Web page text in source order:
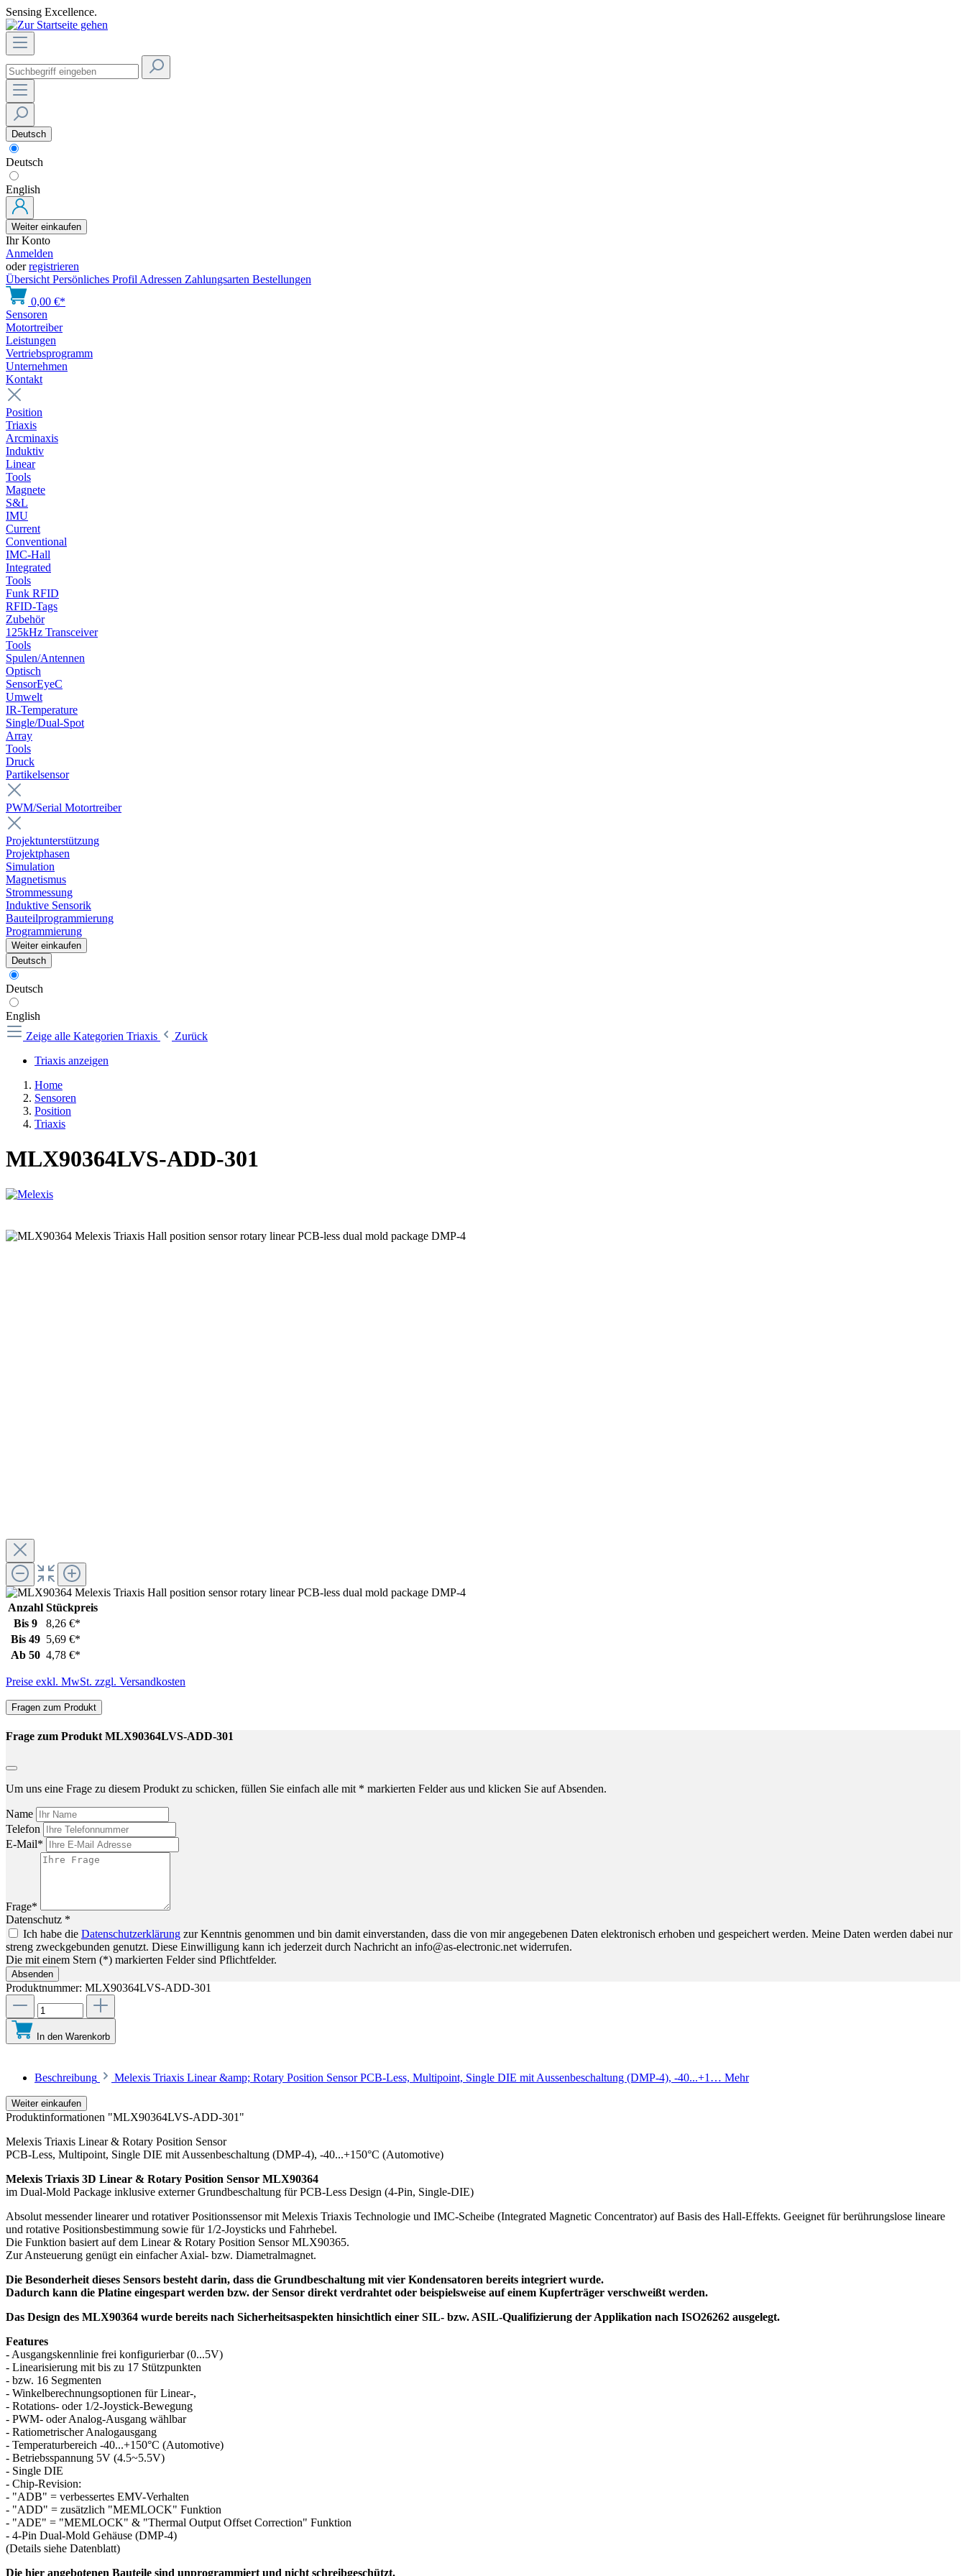
Sensing Excellence.
Deutsch
Deutsch
English
Weiter einkaufen
Ihr Konto
Anmelden
oderregistrieren
Übersicht Persönliches Profil Adressen Zahlungsarten Bestellungen
0,00 €*
Sensoren
Motortreiber
Leistungen
Vertriebsprogramm
Unternehmen
Kontakt
Position
Triaxis
Arcminaxis
Induktiv
Linear
Tools
Magnete
S&L
IMU
Current
Conventional
IMC-Hall
Integrated
Tools
Funk RFID
RFID-Tags
Zubehör
125kHz Transceiver
Tools
Spulen/Antennen
Optisch
SensorEyeC
Umwelt
IR-Temperature
Single/Dual-Spot
Array
Tools
Druck
Partikelsensor
PWM/Serial Motortreiber
Projektunterstützung
Projektphasen
Simulation
Magnetismus
Strommessung
Induktive Sensorik
Bauteilprogrammierung
Programmierung
Weiter einkaufen
Deutsch
Deutsch
English
Zeige alle Kategorien Triaxis
Zurück
Triaxis anzeigen
Home
Sensoren
Position
Triaxis
MLX90364LVS-ADD-301
Anzahl Stückpreis
Bis 9
8,26 €*
Bis 49 5,69 €*
Ab 50 4,78 €*
Preise exkl. MwSt. zzgl. Versandkosten
Fragen zum Produkt
Frage zum Produkt MLX90364LVS-ADD-301
Um uns eine Frage zu diesem Produkt zu schicken, füllen Sie einfach alle mit * markierten Felder aus und klicken Sie auf Absenden.
Name
Telefon
E-Mail*
Frage*
Datenschutz *
Ich habe die Datenschutzerklärung zur Kenntnis genommen und bin damit einverstanden, dass die von mir angegebenen Daten elektronisch erhoben und gespeichert werden. Meine Daten werden dabei nur
streng zweckgebunden genutzt. Diese Einwilligung kann ich jederzeit durch Nachricht an info@as-electronic.net widerrufen.
Die mit einem Stern (*) markierten Felder sind Pflichtfelder.
Absenden
Produktnummer: MLX90364LVS-ADD-301
In den Warenkorb
Beschreibung Melexis Triaxis Linear &amp; Rotary Position Sensor PCB-Less, Multipoint, Single DIE mit Aussenbeschaltung (DMP-4), -40...+1… Mehr
Weiter einkaufen
Produktinformationen "MLX90364LVS-ADD-301"
Melexis Triaxis Linear & Rotary Position Sensor
PCB-Less, Multipoint, Single DIE mit Aussenbeschaltung (DMP-4), -40...+150°C (Automotive)
Melexis Triaxis 3D Linear & Rotary Position Sensor MLX90364
im Dual-Mold Package inklusive externer Grundbeschaltung für PCB-Less Design (4-Pin, Single-DIE)
Absolut messender linearer und rotativer Positionssensor mit Melexis Triaxis Technologie und IMC-Scheibe (Integrated Magnetic Concentrator) auf Basis des Hall-Effekts. Geeignet für berührungslose lineare
und rotative Positionsbestimmung sowie für 1/2-Joysticks und Fahrhebel.
Die Funktion basiert auf dem Linear & Rotary Position Sensor MLX90365.
Zur Ansteuerung genügt ein einfacher Axial- bzw. Diametralmagnet.
Die Besonderheit dieses Sensors besteht darin, dass die Grundbeschaltung mit vier Kondensatoren bereits integriert wurde.
Dadurch kann die Platine eingespart werden bzw. der Sensor direkt verdrahtet oder beispielsweise auf einem Kupferträger verschweißt werden.
Das Design des MLX90364 wurde bereits nach Sicherheitsaspekten hinsichtlich einer SIL- bzw. ASIL-Qualifizierung der Applikation nach ISO26262 ausgelegt.
Features
- Ausgangskennlinie frei konfigurierbar (0...5V)
- Linearisierung mit bis zu 17 Stützpunkten
- bzw. 16 Segmenten
- Winkelberechnungsoptionen für Linear-,
- Rotations- oder 1/2-Joystick-Bewegung
- PWM- oder Analog-Ausgang wählbar
- Ratiometrischer Analogausgang
- Temperaturbereich -40...+150°C (Automotive)
- Betriebsspannung 5V (4.5~5.5V)
- Single DIE
- Chip-Revision:
- "ADB" = verbessertes EMV-Verhalten
- "ADD" = zusätzlich "MEMLOCK" Funktion
- "ADE" = "MEMLOCK" & "Thermal Output Offset Correction" Funktion
- 4-Pin Dual-Mold Gehäuse (DMP-4)
(Details siehe Datenblatt)
Die hier angebotenen Bauteile sind unprogrammiert und nicht schreibgeschützt.